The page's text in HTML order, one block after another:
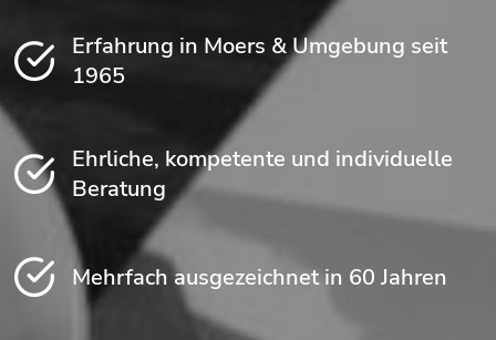
Erfahrung in Moers & Umgebung seit
1965
Ehrliche, kompetente und individuelle
Beratung
Mehrfach ausgezeichnet in 60 Jahren